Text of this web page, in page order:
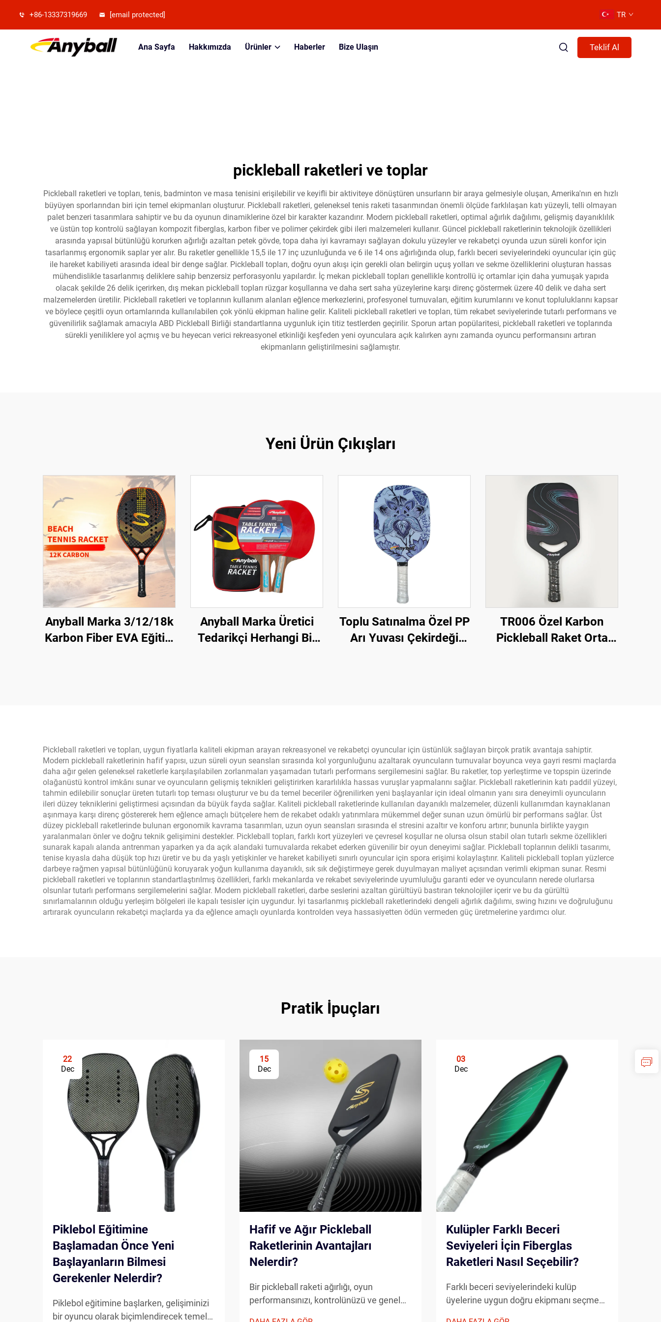
+86-13337319669 [email protected] TR
Ana Sayfa Hakkımızda Ürünler Haberler Bize Ulaşın Teklif Al
pickleball raketleri ve toplar
Pickleball raketleri ve topları, tenis, badminton ve masa tenisini erişilebilir ve keyifli bir aktiviteye dönüştüren unsurların bir araya gelmesiyle oluşan, Amerika'nın en hızlı
büyüyen sporlarından biri için temel ekipmanları oluşturur. Pickleball raketleri, geleneksel tenis raketi tasarımından önemli ölçüde farklılaşan katı yüzeyli, telli olmayan
palet benzeri tasarımlara sahiptir ve bu da oyunun dinamiklerine özel bir karakter kazandırır. Modern pickleball raketleri, optimal ağırlık dağılımı, gelişmiş dayanıklılık
ve üstün top kontrolü sağlayan kompozit fiberglas, karbon fiber ve polimer çekirdek gibi ileri malzemeleri kullanır. Güncel pickleball raketlerinin teknolojik özellikleri
arasında yapısal bütünlüğü korurken ağırlığı azaltan petek gövde, topa daha iyi kavramayı sağlayan dokulu yüzeyler ve rekabetçi oyunda uzun süreli konfor için
tasarlanmış ergonomik saplar yer alır. Bu raketler genellikle 15,5 ile 17 inç uzunluğunda ve 6 ile 14 ons ağırlığında olup, farklı beceri seviyelerindeki oyuncular için güç
ile hareket kabiliyeti arasında ideal bir denge sağlar. Pickleball topları, doğru oyun akışı için gerekli olan belirgin uçuş yolları ve sekme özelliklerini oluşturan hassas
mühendislikle tasarlanmış deliklere sahip benzersiz perforasyonlu yapılardır. İç mekan pickleball topları genellikle kontrollü iç ortamlar için daha yumuşak yapıda
olacak şekilde 26 delik içerirken, dış mekan pickleball topları rüzgar koşullarına ve daha sert saha yüzeylerine karşı direnç göstermek üzere 40 delik ve daha sert
malzemelerden üretilir. Pickleball raketleri ve toplarının kullanım alanları eğlence merkezlerini, profesyonel turnuvaları, eğitim kurumlarını ve konut topluluklarını kapsar
ve böylece çeşitli oyun ortamlarında kullanılabilen çok yönlü ekipman haline gelir. Kaliteli pickleball raketleri ve topları, tüm rekabet seviyelerinde tutarlı performans ve
güvenilirlik sağlamak amacıyla ABD Pickleball Birliği standartlarına uygunluk için titiz testlerden geçirilir. Sporun artan popülaritesi, pickleball raketleri ve toplarında
sürekli yeniliklere yol açmış ve bu heyecan verici rekreasyonel etkinliği keşfeden yeni oyunculara açık kalırken aynı zamanda oyuncu performansını artıran
ekipmanların geliştirilmesini sağlamıştır.
Yeni Ürün Çıkışları
Anyball Marka 3/12/18k
Karbon Fiber EVA Eğitici
Anyball Marka Üretici
Tedarikçi Herhangi Bir
Toplu Satınalma Özel PP
Arı Yuvası Çekirdeği
TR006 Özel Karbon
Pickleball Raket Orta
Pickleball raketleri ve topları, uygun fiyatlarla kaliteli ekipman arayan rekreasyonel ve rekabetçi oyuncular için üstünlük sağlayan birçok pratik avantaja sahiptir.
Modern pickleball raketlerinin hafif yapısı, uzun süreli oyun seansları sırasında kol yorgunluğunu azaltarak oyuncuların turnuvalar boyunca veya gayri resmi maçlarda
daha ağır gelen geleneksel raketlerle karşılaşılabilen zorlanmaları yaşamadan tutarlı performans sergilemesini sağlar. Bu raketler, top yerleştirme ve topspin üzerinde
olağanüstü kontrol imkânı sunar ve oyuncuların gelişmiş teknikleri geliştirirken kararlılıkla hassas vuruşlar yapmalarını sağlar. Pickleball raketlerinin katı paddil yüzeyi,
tahmin edilebilir sonuçlar üreten tutarlı top teması oluşturur ve bu da temel beceriler öğrenilirken yeni başlayanlar için ideal olmanın yanı sıra deneyimli oyuncuların
ileri düzey tekniklerini geliştirmesi açısından da büyük fayda sağlar. Kaliteli pickleball raketlerinde kullanılan dayanıklı malzemeler, düzenli kullanımdan kaynaklanan
aşınmaya karşı direnç göstererek hem eğlence amaçlı bütçelere hem de rekabet odaklı yatırımlara mükemmel değer sunan uzun ömürlü bir performans sağlar. Üst
düzey pickleball raketlerinde bulunan ergonomik kavrama tasarımları, uzun oyun seansları sırasında el stresini azaltır ve konforu artırır; bununla birlikte yaygın
yaralanmaları önler ve doğru teknik gelişimini destekler. Pickleball topları, farklı kort yüzeyleri ve çevresel koşullar ne olursa olsun stabil olan tutarlı sekme özellikleri
sunarak kapalı alanda antrenman yaparken ya da açık alandaki turnuvalarda rekabet ederken güvenilir bir oyun deneyimi sağlar. Pickleball toplarının delikli tasarımı,
tenise kıyasla daha düşük top hızı üretir ve bu da yaşlı yetişkinler ve hareket kabiliyeti sınırlı oyuncular için spora erişimi kolaylaştırır. Kaliteli pickleball topları yüzlerce
darbeye rağmen yapısal bütünlüğünü koruyarak yoğun kullanıma dayanıklı, sık sık değiştirmeye gerek duyulmayan maliyet açısından verimli ekipman sunar. Resmi
pickleball raketleri ve toplarının standartlaştırılmış özellikleri, farklı mekanlarda ve rekabet seviyelerinde uyumluluğu garanti eder ve oyuncuların nerede olurlarsa
olsunlar tutarlı performans sergilemelerini sağlar. Modern pickleball raketleri, darbe seslerini azaltan gürültüyü bastıran teknolojiler içerir ve bu da gürültü
sınırlamalarının olduğu yerleşim bölgeleri ile kapalı tesisler için uygundur. İyi tasarlanmış pickleball raketlerindeki dengeli ağırlık dağılımı, swing hızını ve doğruluğunu
artırarak oyuncuların rekabetçi maçlarda ya da eğlence amaçlı oyunlarda kontrolden veya hassasiyetten ödün vermeden güç üretmelerine yardımcı olur.
Pratik İpuçları
22
Dec
Piklebol Eğitimine
Başlamadan Önce Yeni
Başlayanların Bilmesi
Gerekenler Nelerdir?
Piklebol eğitimine başlarken, gelişiminizi
bir oyuncu olarak biçimlendirecek temel
15
Dec
Hafif ve Ağır Pickleball
Raketlerinin Avantajları
Nelerdir?
Bir pickleball raketi ağırlığı, oyun
performansınızı, kontrolünüzü ve genel
03
Dec
Kulüpler Farklı Beceri
Seviyeleri İçin Fiberglas
Raketleri Nasıl Seçebilir?
Farklı beceri seviyelerindeki kulüp
üyelerine uygun doğru ekipmanı seçmek,